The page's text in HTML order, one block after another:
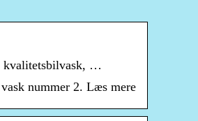
kvalitetsbilvask, …
nummer 2. Læs mere